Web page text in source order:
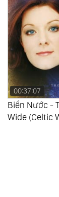
00:37:07
Biển Nước -
Wide (Celtic